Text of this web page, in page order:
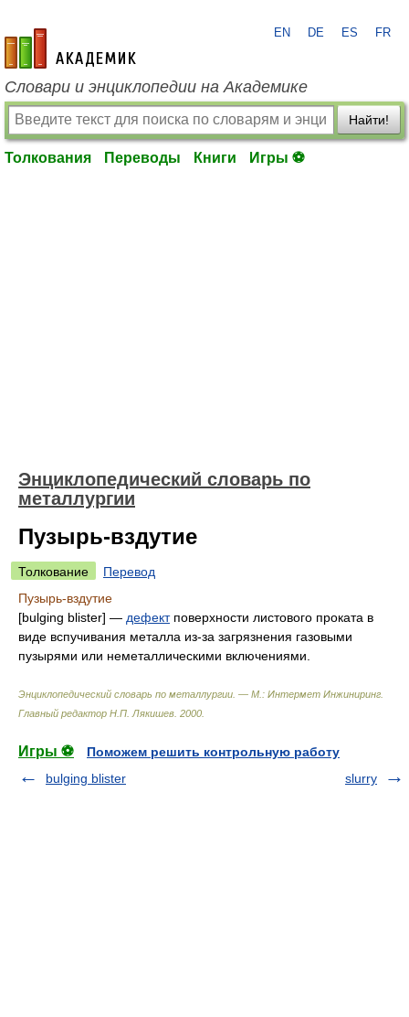
academic.ru
EN DE ES FR
Словари и энциклопедии на Академике
Найти!
Толкования Переводы Книги Игры ⚽
Энциклопедический словарь по
металлургии
Пузырь-вздутие
Толкование
Перевод
Пузырь-вздутие
[bulging blister] — дефектповерхности листового проката в
виде вспучивания металла из-за загрязнения газовыми
пузырями или неметаллическими включениями.
Энциклопедический словарь по металлургии. — М.: Интермет Инжиниринг
Главный редактор Н.П. Лякишев 2000
Игры ⚽
Поможем решить контрольную работу
bulging blister
slurry